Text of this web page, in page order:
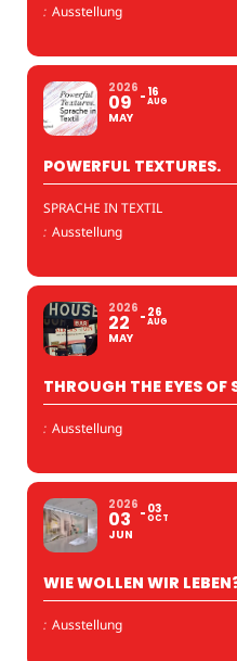
: Ausstellung
2026
09
MAY
16
AUG
POWERFUL TEXTURES.
SPRACHE IN TEXTIL
: Ausstellung
2026
22
MAY
26
AUG
THROUGH THE EYES OF
: Ausstellung
2026
03
JUN
03
OCT
WIE WOLLEN WIR
: Ausstellung